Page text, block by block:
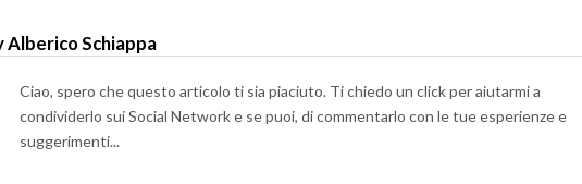
Schiappa
Ciao, spero che questo articolo ti sia piaciuto. Ti chiedo un click per aiutarmi a
condividerlo sui Social Network e se puoi, di commentarlo con le tue esperienze e
suggerimenti...